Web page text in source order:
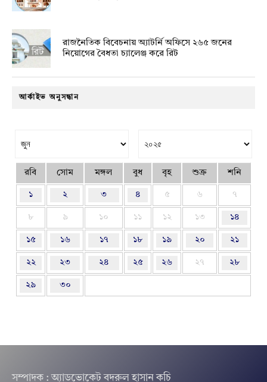
রাজনৈতিক বিবেচনায় অ‍্যাটর্নি অফিসে ২৬৫ জনের
নিয়োগের বৈধতা চ্যালেঞ্জ করে রিট
আর্কাইভ অনুসন্ধান
রবি সোম মঙ্গল বুধ বৃহ শুক্র শনি
১ ২ ৩ ৪ ৫ ৬ ৭
৮ ৯ ১০ ১১ ১২ ১৩ ১৪
১৫ ১৬ ১৭ ১৮ ১৯ ২০ ২১
২২ ২৩ ২৪ ২৫ ২৬ ২৭ ২৮
২৯ ৩০
সম্পাদক : অ্যাডভোকেট বদরুল হাসান কচি